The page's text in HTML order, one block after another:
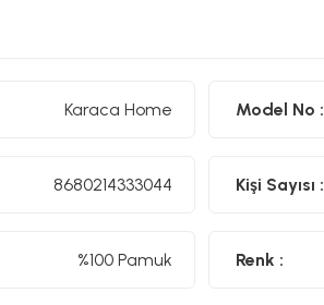
Karaca Home Model No :
8680214333044 Kişi Sayısı :
%100 Pamuk Renk :